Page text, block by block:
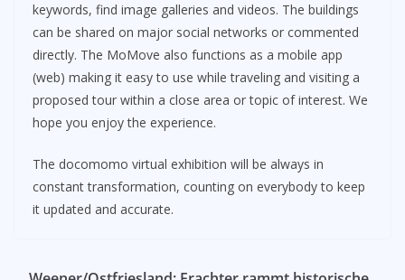
keywords, find image galleries and videos. The buildings
can be shared on major social networks or commented
directly. The MoMove also functions as a mobile app
(web) making it easy to use while traveling and visiting a
proposed tour within a close area or topic of interest. We
hope you enjoy the experience.
The docomomo virtual exhibition will be always in
constant transformation, counting on everybody to keep
it updated and accurate.